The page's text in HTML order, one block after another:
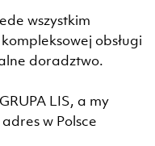
wszystkim
obsługi
doradztwo.
LIS, a my
w Polsce